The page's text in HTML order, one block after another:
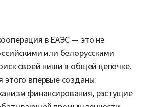
в ЕАЭС — это не
или белорусскими
своей ниши в общей цепочке.
этого впервые созданы:
финансирования, растущие